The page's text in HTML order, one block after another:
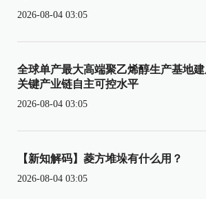
2026-08-04 03:05
全球单产最大高端聚乙烯醇生产基地
关键产业链自主可控水平
2026-08-04 03:05
【新知解码】菱方堆垛有什么用？
2026-08-04 03:05